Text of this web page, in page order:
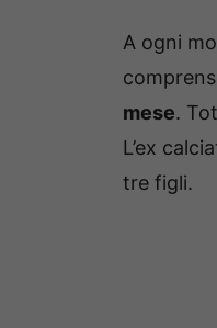
A ogni
mese.
L’ex
tre figli.